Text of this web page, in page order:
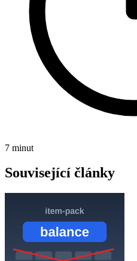
7 minut
Související články